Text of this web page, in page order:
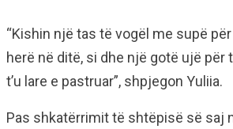
“Kishin një tas të vogël me supë
herë në ditë, si dhe një gotë ujë
t’u lare e pastruar”, shpjegon Yuliia.
Pas shkatërrimit të shtëpisë së saj